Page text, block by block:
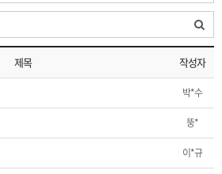
]설 연휴 배송 및 휴무 안내
제목 작성자
박*수
뚱*
이*규